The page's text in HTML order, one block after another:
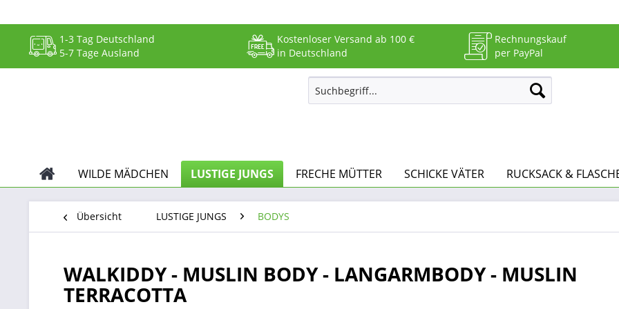
1-3 Tag Deutschland
5-7 Tage Ausland
Kostenloser Versand ab 100 €
in Deutschland
Rechnungskauf
per PayPal
WILDE MÄDCHEN LUSTIGE JUNGS FRECHE MÜTTER SCHICKE VÄTER RUCKSACK &
Übersicht LUSTIGE JUNGS BODYS
WALKIDDY - MUSLIN BODY - LANGARMBODY - MUSLIN
TERRACOTTA